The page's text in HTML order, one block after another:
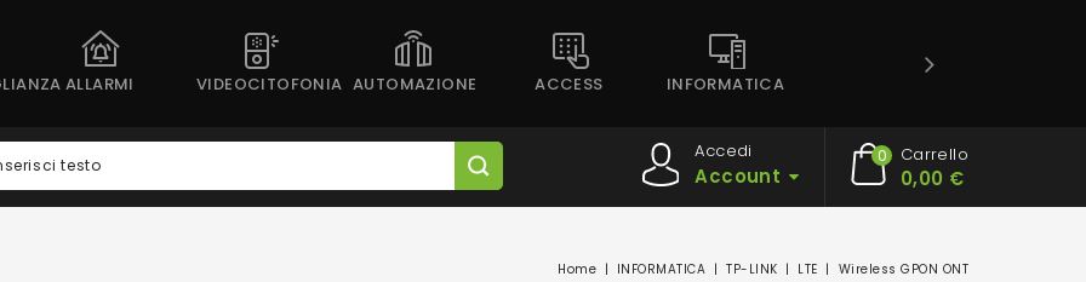
ALLARMI VIDEOCITOFONIA AUTOMAZIONE ACCESS INFORMATICA
Carrello
0,00 €
0
Accedi
Account
Home INFORMATICA TP-LINK LTE Wireless GPON ONT